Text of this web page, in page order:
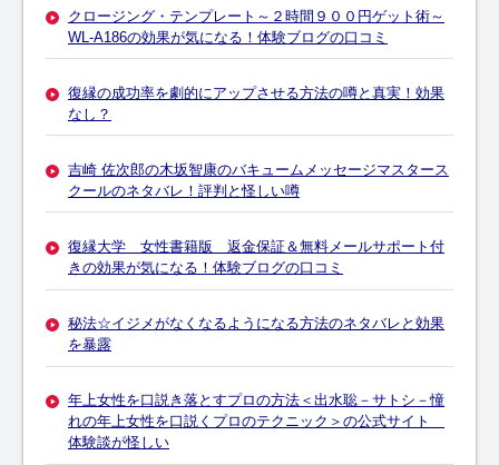
クロージング・テンプレート～２時間９００円ゲット術～
WL-A186の効果が気になる！体験ブログの口コミ
復縁の成功率を劇的にアップさせる方法の噂と真実！効果
なし？
吉崎 佐次郎の木坂智康のバキュームメッセージマスタース
クールのネタバレ！評判と怪しい噂
復縁大学 女性書籍版 返金保証＆無料メールサポート付
きの効果が気になる！体験ブログの口コミ
秘法☆イジメがなくなるようになる方法のネタバレと効果
を暴露
年上女性を口説き落とすプロの方法＜出水聡－サトシ－憧
れの年上女性を口説くプロのテクニック＞の公式サイト
体験談が怪しい